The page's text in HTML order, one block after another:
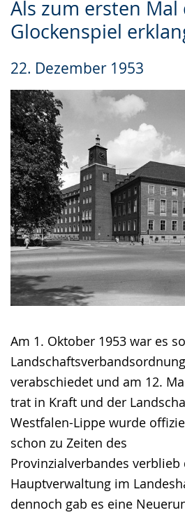
Als zum ersten Mal
Glockenspiel
22. Dezember 1953
Am 1. Oktober 1953 war es
verabschiedet und am 12.
trat in Kraft und der
Westfalen-Lippe wurde
schon zu Zeiten des
Provinzialverbandes verblieb
Hauptverwaltung im
dennoch gab es eine
Leichten
Sprache
Audio-
Unterstützung.
Video
in
Gebärdensprache
wird
angezeigt.